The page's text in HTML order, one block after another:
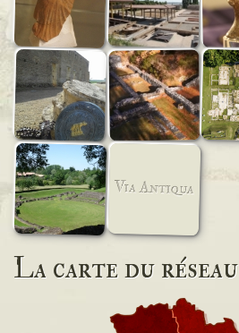
La carte du réseau